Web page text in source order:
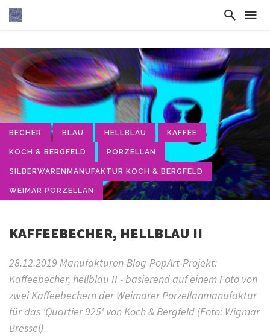
BECHER BLAU HELLBLAU KAFFEE
KOCH & BERGFELD PORZELLAN
SILBERWARENMANUFAKTUR KOCH & BERGFELD
WEIMAR PORZELLAN
KAFFEEBECHER, HELLBLAU II
28.12.2019 Manufakturen-Blog-PopArt-Projekt:
Kaffeebecher, hellblau II - basierend auf einem Foto von
zwei Kaffeebechern der Weimarer Porzellanmanufaktur
für das 'Quartier 925' von Koch & Bergfeld (Foto: Wigmar
Bressel)